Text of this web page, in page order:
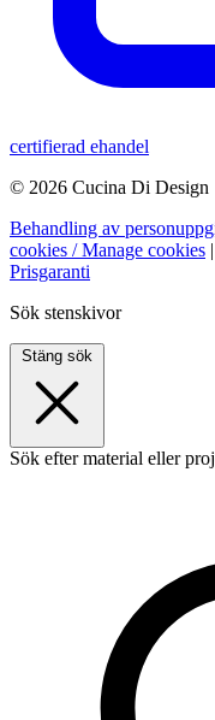
certifierad ehandel
© 2026 Cucina Di Design
Behandling av
cookies / Manage cookies |
Prisgaranti
Sök stenskivor
Stäng sök
Sök efter material eller